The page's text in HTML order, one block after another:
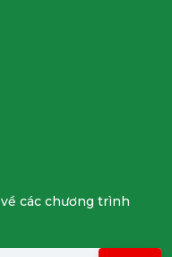
các chương trình